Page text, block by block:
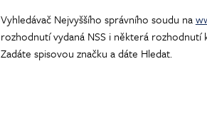
Vyhledávač Nejvyššího správního soudu na
rozhodnutí vydaná NSS i některá
Zadáte spisovou značku a dáte Hledat.